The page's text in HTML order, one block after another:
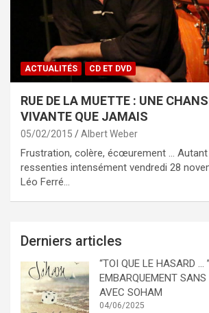
ACTUALITÉS CD ET DVD
RUE DE LA MUETTE : UNE
VIVANTE QUE JAMAIS
05/02/2015 Albert Weber
Frustration, colère, écœurement …
ressenties intensément vendredi 28
Léo Ferré…
Derniers articles
“TOI QUE LE HASARD …
EMBARQUEMENT
AVEC SOHAM
04/06/2025